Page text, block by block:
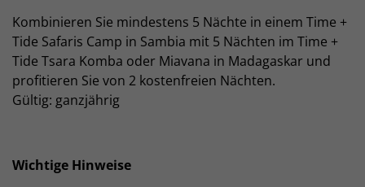
Kombinieren Sie mindestens 5 Nächte in einem Time +
Tide Safaris Camp in Sambia mit 5 Nächten im Time +
Tide Tsara Komba oder Miavana in Madagaskar und
profitieren Sie von 2 kostenfreien Nächten.
Gültig: ganzjährig
Wichtige Hinweise